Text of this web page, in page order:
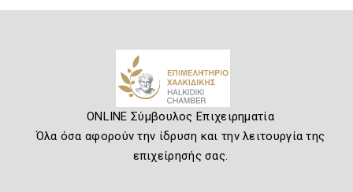
ONLINE Σύμβουλος Επιχειρηματία
Όλα όσα αφορούν την ίδρυση και την λειτουργία της
επιχείρησής σας.